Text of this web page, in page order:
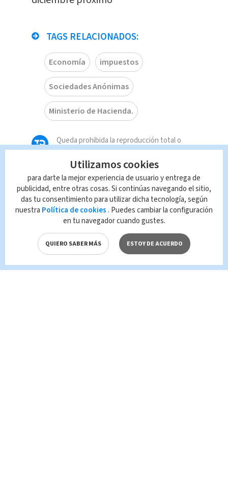
TAGS RELACIONADOS:
Economía impuestos
Sociedades Anónimas
Ministerio de Hacienda.
Queda prohibida la reproducción total o
parcial del contenido de esta página, mismo
que es propiedad de TELEDIARIO; su
reproducción no autorizada constituye una
infracción y un delito de conformidad con las
leyes aplicables.
Utilizamos cookies
para darte la mejor experiencia de usuario y entrega de
publicidad, entre otras cosas. Si continúas navegando el sitio,
das tu consentimiento para utilizar dicha tecnología, según
nuestra Política de cookies . Puedes cambiar la configuración
en tu navegador cuando gustes.
QUIERO SABER MÁS ESTOY DE ACUERDO